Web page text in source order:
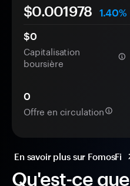
Qu'est-ce
$0.001978
1.40%
$0
Capitalisation
boursière
0
Offre en circulation
En savoir plus sur FomosFi